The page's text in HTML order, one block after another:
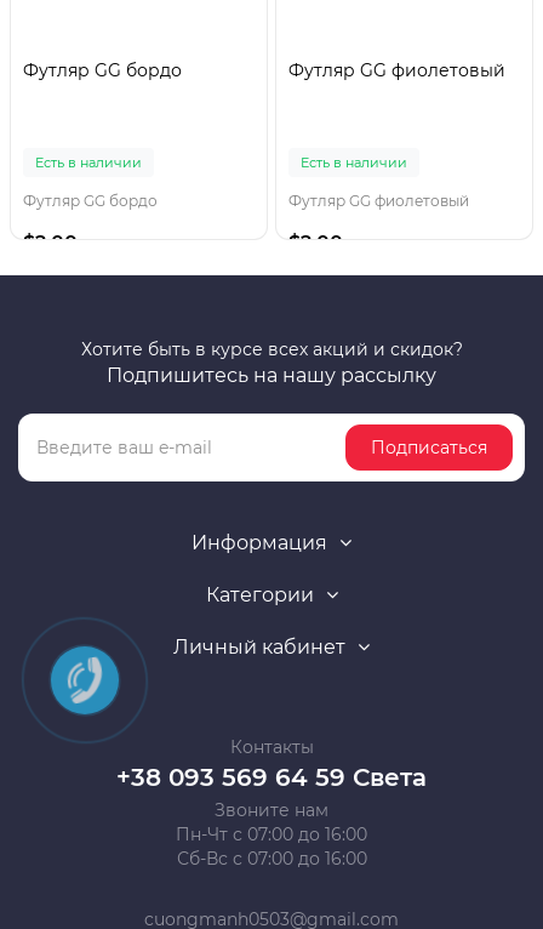
Футляр GG бордо
Есть в наличии
Футляр GG бордо
$2.00
Футляр GG фиолетовый
Есть в наличии
Футляр GG фиолетовый
$2.00
Хотите быть в курсе всех акций и скидок?
Подпишитесь на нашу рассылку
Подписаться
Информация
Категории
Личный кабинет
Контакты
+38 093 569 64 59 Света
Звоните нам
Пн-Чт с 07:00 до 16:00
Сб-Вс с 07:00 до 16:00
cuongmanh0503@gmail.com